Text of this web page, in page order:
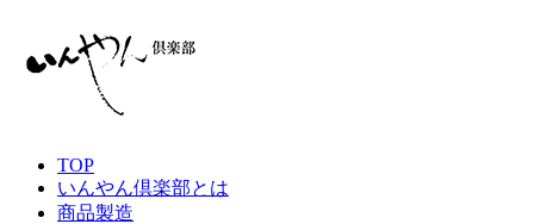
TOP
いんやん倶楽部とは
商品製造